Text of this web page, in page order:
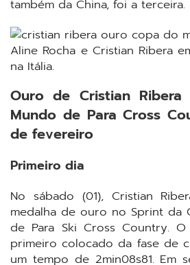
também da China, foi a terceira.
Aline Rocha e Cristian Ribera
na Itália.
Ouro de Cristian
Mundo de Para Cross
de fevereiro
Primeiro dia
No sábado (01), Cristian
medalha de ouro no Sprint da
de Para Ski Cross Country.
primeiro colocado da fase de
um tempo de 2min08s81. Em